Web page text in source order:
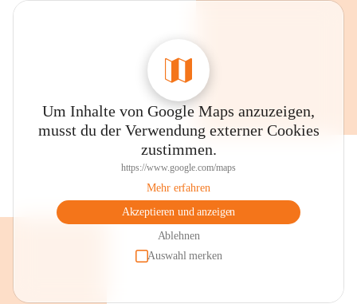
Um Inhalte von Google Maps anzuzeigen,
musst du der Verwendung externer Cookies
zustimmen.
https://www.google.com/maps
Mehr erfahren
Akzeptieren und anzeigen
Ablehnen
Auswahl merken